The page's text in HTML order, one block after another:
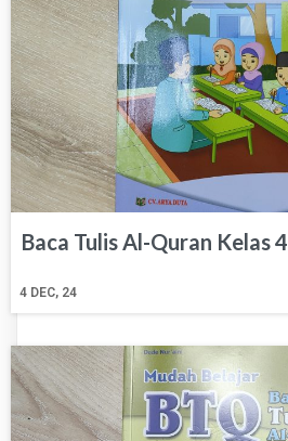
Baca Tulis Al-Quran Kelas 4
4 DEC, 24